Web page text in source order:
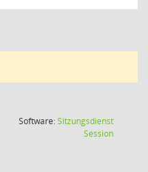
Software:Sitzungsdienst
Session(Wird in